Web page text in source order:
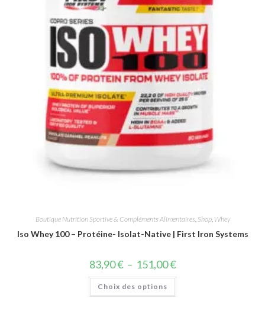
Boutique Nutrition Sportive & Compléments Alimentaires, Shop, Whey
Iso Whey 100 – Protéine- Isolat-Native | First Iron Systems
83,90€ – 151,00€
Choix des options